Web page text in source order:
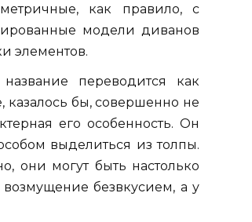
как правило, с
модели диванов
элементов.
переводится как
казалось бы, совершенно не
его особенность. Он
выделиться из толпы.
они могут быть настолько
безвкусием, а у